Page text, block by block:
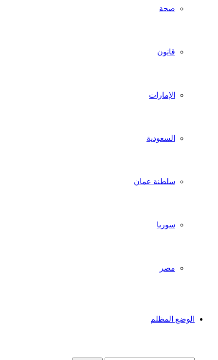
صحة
قانون
الإمارات
السعودية
سلطنة عمان
سوريا
مصر
الوضع المظلم